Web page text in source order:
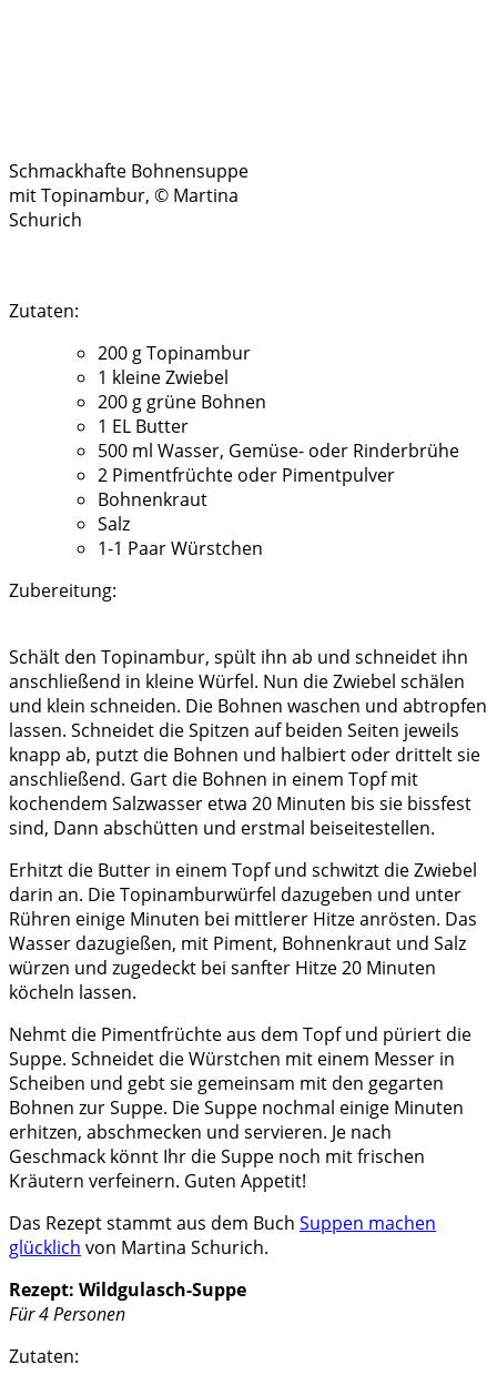
Schmackhafte Bohnensuppe
mit Topinambur, © Martina
Schurich
Zutaten:
200 g Topinambur
1 kleine Zwiebel
200 g grüne Bohnen
1 EL Butter
500 ml Wasser, Gemüse- oder Rinderbrühe
2 Pimentfrüchte oder Pimentpulver
Bohnenkraut
Salz
1-1 Paar Würstchen
Zubereitung:
Schält den Topinambur, spült ihn ab und schneidet ihn
anschließend in kleine Würfel. Nun die Zwiebel schälen
und klein schneiden. Die Bohnen waschen und abtropfen
lassen. Schneidet die Spitzen auf beiden Seiten jeweils
knapp ab, putzt die Bohnen und halbiert oder drittelt sie
anschließend. Gart die Bohnen in einem Topf mit
kochendem Salzwasser etwa 20 Minuten bis sie bissfest
sind, Dann abschütten und erstmal beiseitestellen.
Erhitzt die Butter in einem Topf und schwitzt die Zwiebel
darin an. Die Topinamburwürfel dazugeben und unter
Rühren einige Minuten bei mittlerer Hitze anrösten. Das
Wasser dazugießen, mit Piment, Bohnenkraut und Salz
würzen und zugedeckt bei sanfter Hitze 20 Minuten
köcheln lassen.
Nehmt die Pimentfrüchte aus dem Topf und püriert die
Suppe. Schneidet die Würstchen mit einem Messer in
Scheiben und gebt sie gemeinsam mit den gegarten
Bohnen zur Suppe. Die Suppe nochmal einige Minuten
erhitzen, abschmecken und servieren. Je nach
Geschmack könnt Ihr die Suppe noch mit frischen
Kräutern verfeinern. Guten Appetit!
Das Rezept stammt aus dem Buch Suppen machen
glücklich von Martina Schurich.
Rezept: Wildgulasch-Suppe
Für 4 Personen
Zutaten: